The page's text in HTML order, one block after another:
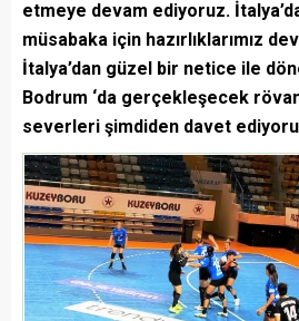
etmeye devam ediyoruz.
müsabaka için hazırlıklarımız
İtalya’dan güzel bir netice ile
Bodrum ‘da gerçekleşecek
severleri şimdiden davet